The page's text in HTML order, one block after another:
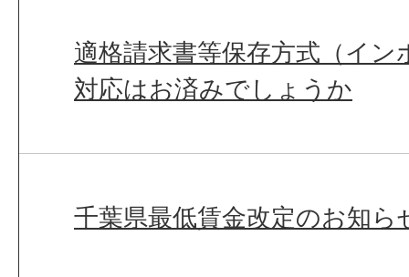
適格請求書等保存方式（イン
対応はお済みでしょうか
千葉県最低賃金改定のお知ら